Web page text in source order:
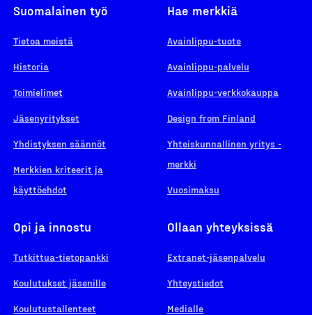
Suomalainen työ
Tietoa meistä
Historia
Toimielimet
Jäsenyritykset
Yhdistyksen säännöt
Merkkien kriteerit ja
käyttöehdot
Hae merkkiä
Avainlippu-tuote
Avainlippu-palvelu
Avainlippu-verkkokauppa
Design from Finland
Yhteiskunnallinen yritys -
merkki
Vuosimaksu
Opi ja innostu
Tutkittua-tietopankki
Koulutukset jäsenille
Koulutustallenteet
Ollaan yhteyksissä
Extranet-jäsenpalvelu
Yhteystiedot
Medialle